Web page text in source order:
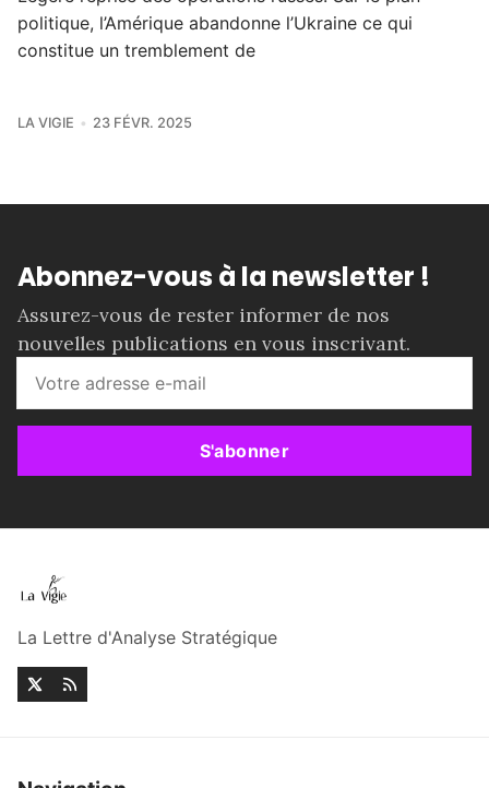
politique, l’Amérique abandonne l’Ukraine ce qui
constitue un tremblement de
LA VIGIE 23 FÉVR. 2025
Abonnez-vous à la newsletter !
Assurez-vous de rester informer de nos
nouvelles publications en vous inscrivant.
S'abonner
La Lettre d'Analyse Stratégique